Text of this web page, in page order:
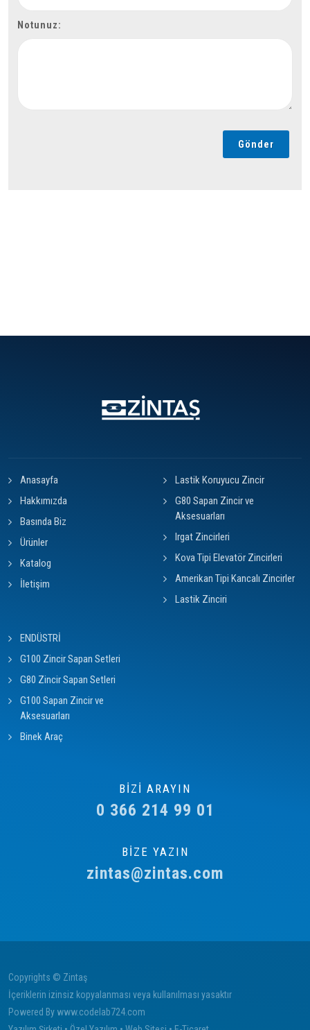
Notunuz:
Gönder
Anasayfa
Hakkımızda
Basında Biz
Ürünler
Katalog
İletişim
Lastik Koruyucu Zincir
G80 Sapan Zincir ve
Aksesuarları
Irgat Zincirleri
Kova Tipi Elevatör Zincirleri
Amerikan Tipi Kancalı Zincirler
Lastik Zinciri
ENDÜSTRİ
G100 Zincir Sapan Setleri
G80 Zincir Sapan Setleri
G100 Sapan Zincir ve
Aksesuarları
Binek Araç
BİZİ ARAYIN
0 366 214 99 01
BİZE YAZIN
zintas@zintas.com
Copyrights © Zintaş
İçeriklerin izinsiz kopyalanması veya kullanılması yasaktır
Powered By www.codelab724.com